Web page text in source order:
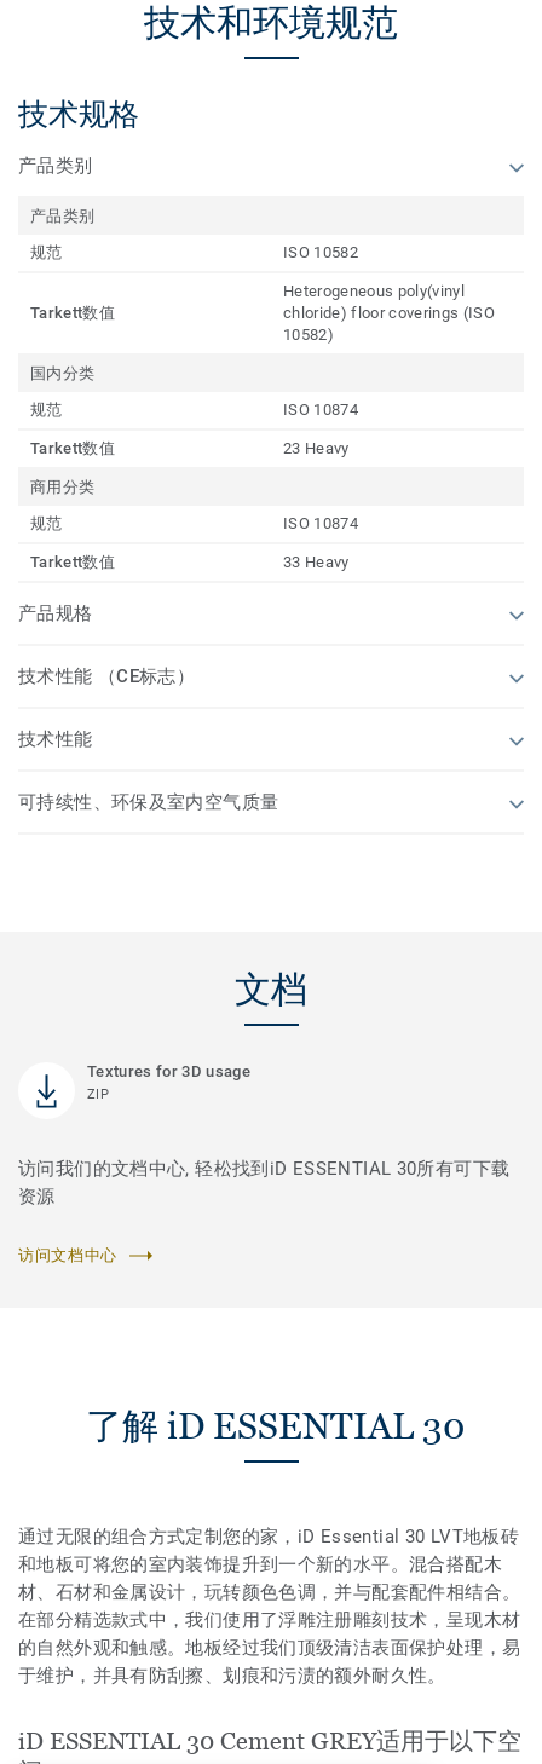
技术和环境规范
技术规格
产品类别
产品类别
规范
ISO 10582
Tarkett数值
Heterogeneous poly(vinyl
chloride) floor coverings (ISO
10582)
国内分类
规范
ISO 10874
Tarkett数值 23 Heavy
商用分类
规范
ISO 10874
Tarkett数值 33 Heavy
产品规格
技术性能 （CE标志）
技术性能
可持续性、环保及室内空气质量
文档
Textures for 3D usage
ZIP
访问我们的文档中心, 轻松找到iD ESSENTIAL 30所有可下载
资源
访问文档中心
了解 iD ESSENTIAL 30
通过无限的组合方式定制您的家，iD Essential 30 LVT地板砖
和地板可将您的室内装饰提升到一个新的水平。混合搭配木
材、石材和金属设计，玩转颜色色调，并与配套配件相结合。
在部分精选款式中，我们使用了浮雕注册雕刻技术，呈现木材
的自然外观和触感。地板经过我们顶级清洁表面保护处理，易
于维护，并具有防刮擦、划痕和污渍的额外耐久性。
iD ESSENTIAL 30 Cement GREY适用于以下空